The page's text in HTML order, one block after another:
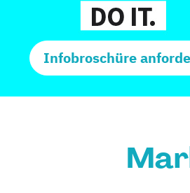
Infobroschüre